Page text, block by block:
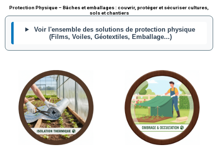
Protection Physique – Bâches et emballages : couvrir, protéger et sécuriser cultures,
sols et chantiers
Voir l'ensemble des solutions de protection physique
(Films, Voiles, Géotextiles, Emballage...)